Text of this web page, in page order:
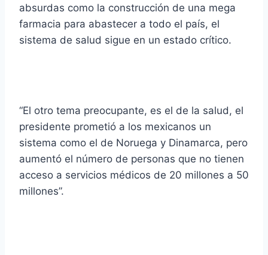
absurdas como la construcción de una mega
farmacia para abastecer a todo el país, el
sistema de salud sigue en un estado crítico.
“El otro tema preocupante, es el de la salud, el
presidente prometió a los mexicanos un
sistema como el de Noruega y Dinamarca, pero
aumentó el número de personas que no tienen
acceso a servicios médicos de 20 millones a 50
millones”.